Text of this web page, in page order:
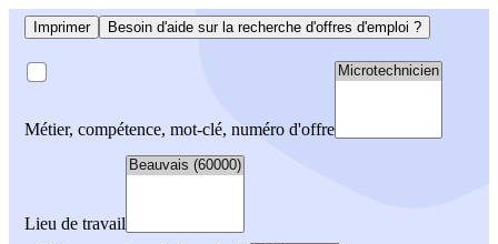
Imprimer Besoin d'aide sur la recherche d'offres d'emploi ?
Métier, compétence, mot-clé, numéro d'offre
Lieu de travail